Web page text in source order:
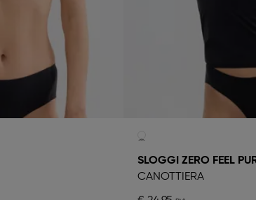
SLOGGI ZERO FEEL
CANOTTIERA